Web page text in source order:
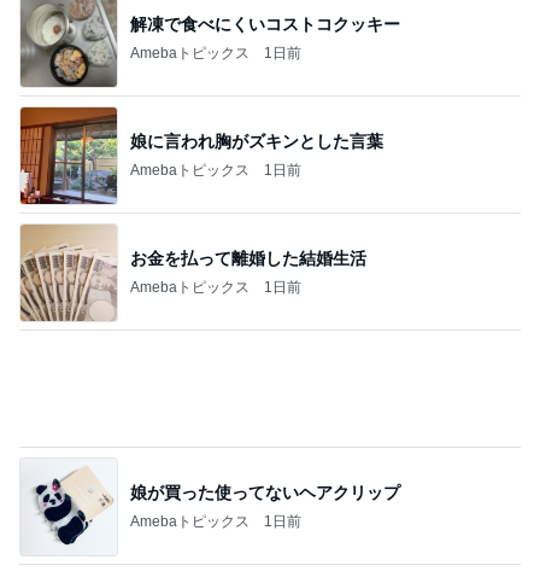
解凍で食べにくいコストコクッキー
Amebaトピックス 1日前
娘に言われ胸がズキンとした言葉
Amebaトピックス 1日前
お金を払って離婚した結婚生活
Amebaトピックス 1日前